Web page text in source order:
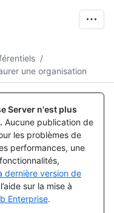
/
une organisation
Server n'est plus
. Aucune publication de
les problèmes de
performances, une
dernière version de
sur la mise à
Enterprise.